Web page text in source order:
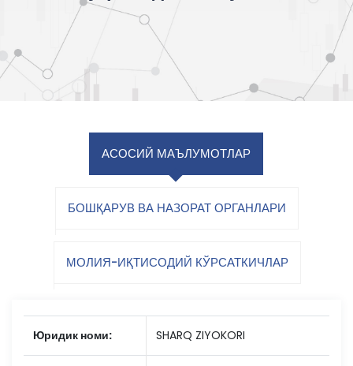
АСОСИЙ МАЪЛУМОТЛАР
БОШҚАРУВ ВА НАЗОРАТ ОРГАНЛАРИ
МОЛИЯ-ИҚТИСОДИЙ КЎРСАТКИЧЛАР
Юридик номи: SHARQ ZIYOKORI